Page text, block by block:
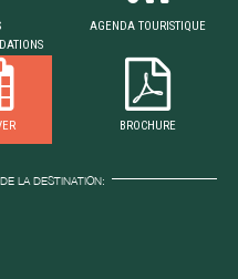
AGENDA TOURISTIQUE
BROCHURE
LA DESTINATION: